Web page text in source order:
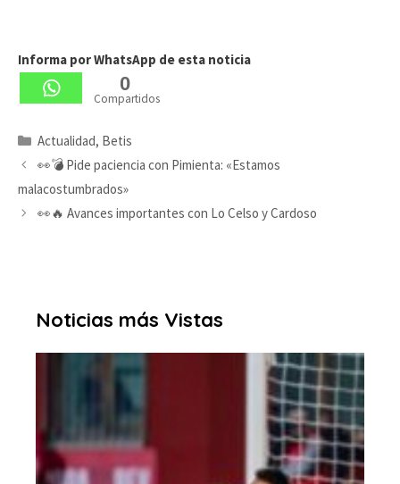
Informa por WhatsApp de esta noticia
0
Compartidos
Categorías
Actualidad, Betis
👀💣 Pide paciencia con Pimienta: «Estamos
malacostumbrados»
👀🔥 Avances importantes con Lo Celso y Cardoso
Noticias más Vistas